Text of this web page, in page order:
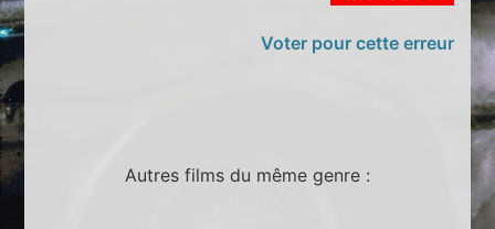
Voter pour cette erreur
Autres films du même genre :